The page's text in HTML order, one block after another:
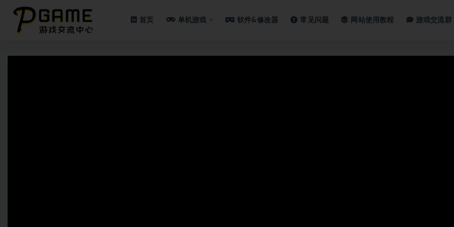
首页 单机游戏 软件&修改器 常见问题 网站使用教程 游戏交流群